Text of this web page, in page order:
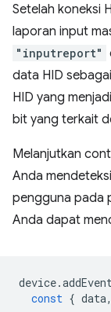
Setelah koneksi
laporan input
"inputreport"
data HID
HID yang
bit yang terkait
Melanjutkan
Anda
pengguna pada
Anda dapat
device.
const { data,